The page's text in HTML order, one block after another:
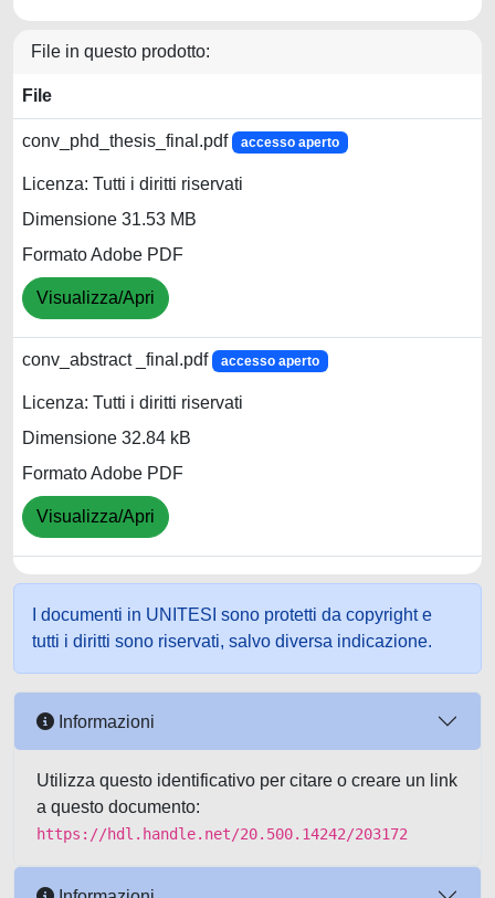
File in questo prodotto:
File
conv_phd_thesis_final.pdf accesso aperto
Licenza: Tutti i diritti riservati
Dimensione 31.53 MB
Formato Adobe PDF
Visualizza/Apri
conv_abstract _final.pdf accesso aperto
Licenza: Tutti i diritti riservati
Dimensione 32.84 kB
Formato Adobe PDF
Visualizza/Apri
I documenti in UNITESI sono protetti da copyright e
tutti i diritti sono riservati, salvo diversa indicazione.
Informazioni
Utilizza questo identificativo per citare o creare un link
a questo documento:
https://hdl.handle.net/20.500.14242/203172